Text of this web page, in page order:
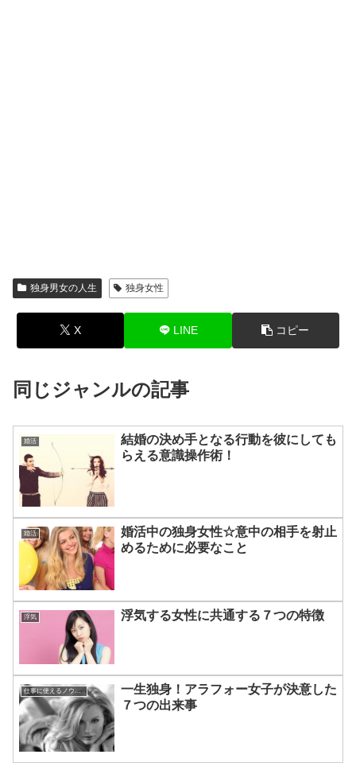
独身男女の人生 独身女性
X LINE コピー
同じジャンルの記事
婚活
結婚の決め手となる行動を彼にしても
らえる意識操作術！
婚活
婚活中の独身女性☆意中の相手を射止
めるために必要なこと
浮気 浮気する女性に共通する７つの特徴
仕事に使えるノウハウ集
一生独身！アラフォー女子が決意した
７つの出来事